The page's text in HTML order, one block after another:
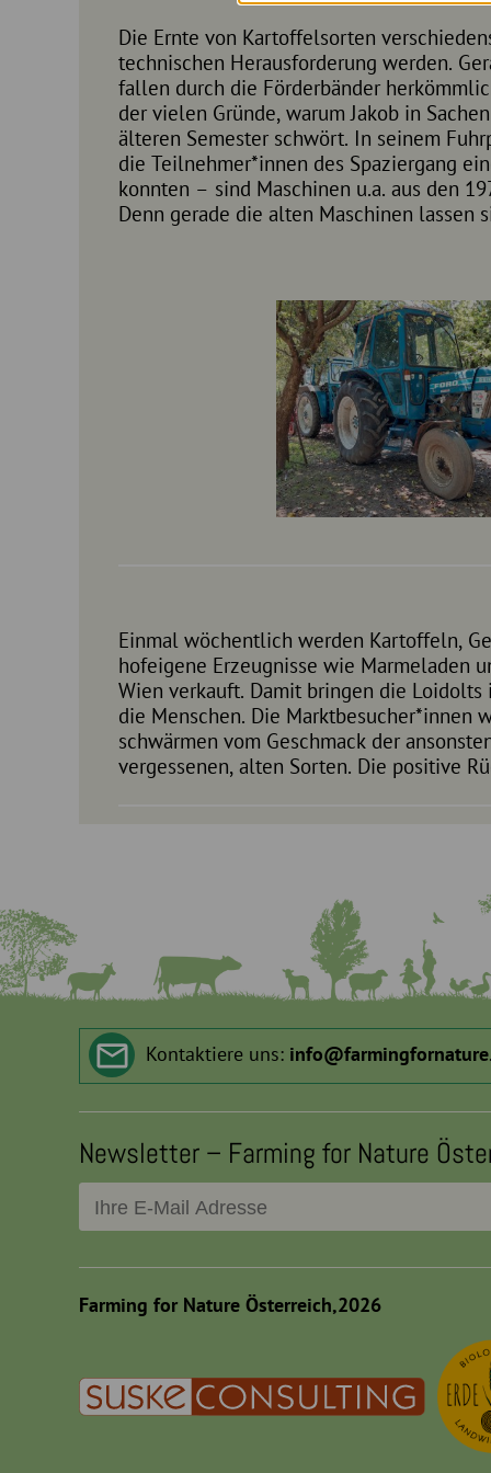
Die Ernte von Kartoffelsorten
technischen Herausforderung werden.
fallen durch die Förderbänder
der vielen Gründe, warum Jakob in
älteren Semester schwört. In seinem
die Teilnehmer*innen des Spaziergang
konnten – sind Maschinen u.a. aus den
Denn gerade die alten Maschinen lassen
an die Anforderungen, die Jakob an
Pflegegeräte hat, anpassen. Zudem sind
dementsprechend leichtere Gewicht der
Bewirtschaftung der kleinen
Geschick, Geduld und Ideenreichtum
dem Betrieb drei Kartoffelroder so
Ernte der verschieden großen
Einmal wöchentlich werden Kartoffeln,
hofeigene Erzeugnisse wie Marmeladen
Wien verkauft. Damit bringen die
die Menschen. Die Marktbesucher*innen
schwärmen vom Geschmack der
vergessenen, alten Sorten. Die positive
und Kundinnen sowie deren Wertschätzung
Fam. Loidolt Bestätigung dafür, dass
eingeschlagen haben: Weg vom
Zwischenhändlern hin zu einer
Kontaktiere uns: info@
Newsletter – Farming for Nature
Farming for Nature Österreich,2026